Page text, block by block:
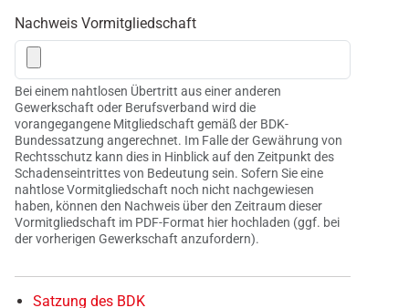
Nachweis Vormitgliedschaft
Bei einem nahtlosen Übertritt aus einer anderen
Gewerkschaft oder Berufsverband wird die
vorangegangene Mitgliedschaft gemäß der BDK-
Bundessatzung angerechnet. Im Falle der Gewährung von
Rechtsschutz kann dies in Hinblick auf den Zeitpunkt des
Schadenseintrittes von Bedeutung sein. Sofern Sie eine
nahtlose Vormitgliedschaft noch nicht nachgewiesen
haben, können den Nachweis über den Zeitraum dieser
Vormitgliedschaft im PDF-Format hier hochladen (ggf. bei
der vorherigen Gewerkschaft anzufordern).
Satzung des BDK